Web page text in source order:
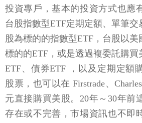
投資專戶，基本的投資方式也應
台股指數型ETF定期定額、單筆交
股為標的的指數型ETF，台股以
標的的ETF，或是透過複委託購買
ETF、債券ETF ，以及定期定額
股票，也可以在 Firstrade、
元直接購買美股。20年～30年前
存在或不完善，市場資訊也不即